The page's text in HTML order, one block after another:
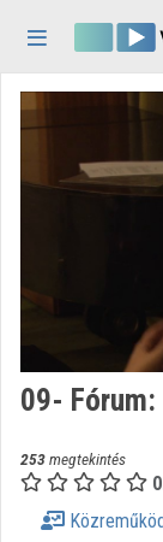
Bejelentkezés
Lejátszási listák
Intézmények
Közreműködők
Megjelenés:
09-
253megtekintés